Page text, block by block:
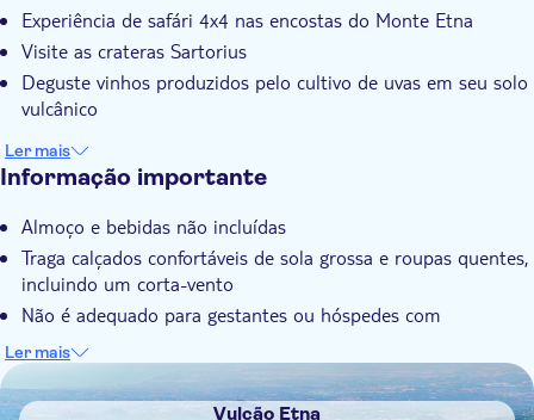
Experiência de safári 4x4 nas encostas do Monte Etna
Visite as crateras Sartorius
Deguste vinhos produzidos pelo cultivo de uvas em seu solo
vulcânico
Ler mais
Informação importante
Almoço e bebidas não incluídas
Traga calçados confortáveis de sola grossa e roupas quentes,
incluindo um corta-vento
Não é adequado para gestantes ou hóspedes com
problemas nas costas
Não é adequado para hóspedes com problemas de saúde
Não é adequado para hóspedes com problemas cardíacos ou
Ler mais
Vulcão Etna